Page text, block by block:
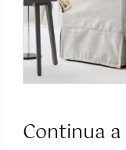
Continua